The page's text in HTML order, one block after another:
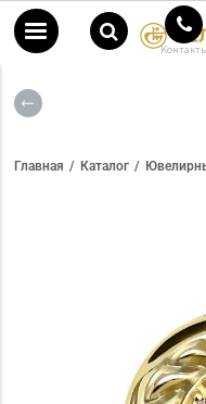
Контакты
Главная Каталог